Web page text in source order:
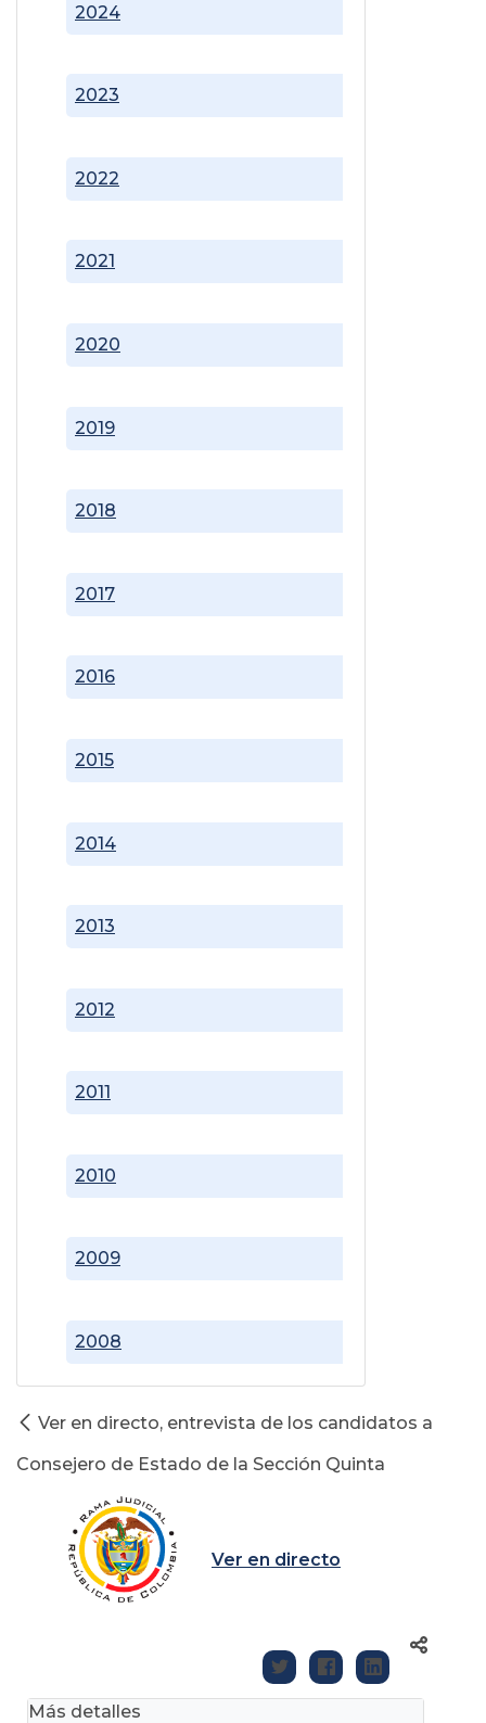
2008
2009
2010
2011
2012
2013
2014
2015
2016
2017
2018
2019
2020
2021
2022
2023
2024
Ver en directo, entrevista de los candidatos a
Consejero de Estado de la Sección Quinta
Ver en directo
Más detalles